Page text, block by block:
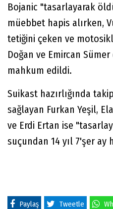
Bojanic "tasarlayarak
müebbet hapis alırken,
tetiğini çeken ve
Doğan ve Emircan
mahkum edildi.
Suikast hazırlığında
sağlayan Furkan Yeşil,
ve Erdi Ertan ise
suçundan 14 yıl 7'şer ay
Paylaş Tweetle